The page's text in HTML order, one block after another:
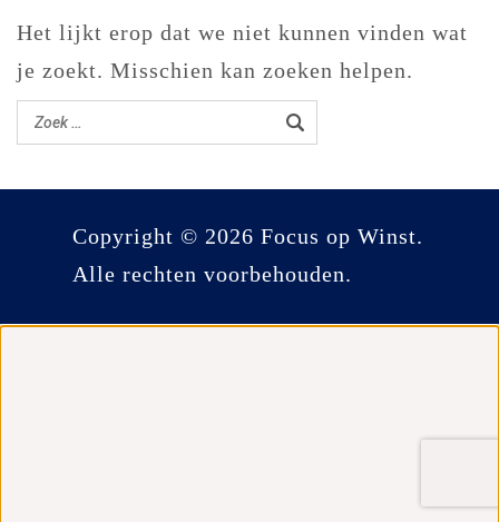
Het lijkt erop dat we niet kunnen vinden wat
je zoekt. Misschien kan zoeken helpen.
Copyright © 2026 Focus op Winst.
Alle rechten voorbehouden.